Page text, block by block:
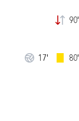
90'
17' 80'